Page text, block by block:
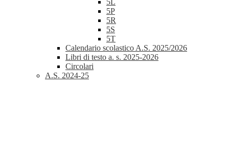
5L
5P
5R
5S
5T
Calendario scolastico A.S. 2025/2026
Libri di testo a. s. 2025-2026
Circolari
A.S. 2024-25